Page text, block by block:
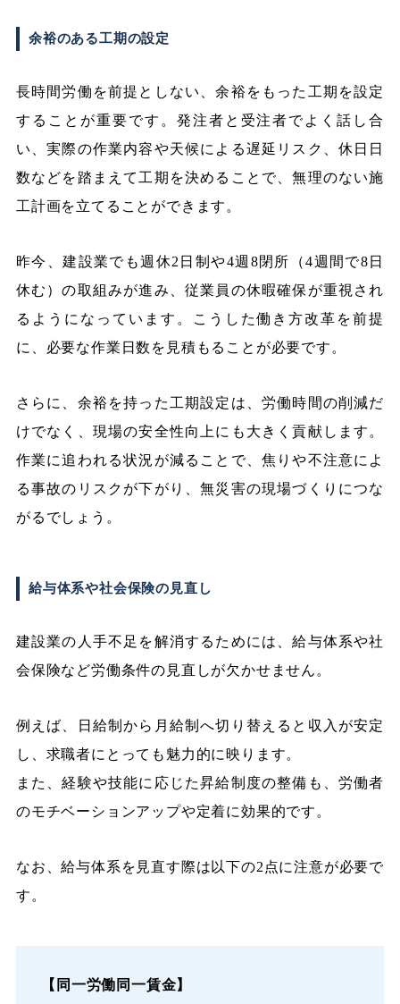
余裕のある工期の設定
長時間労働を前提としない、余裕をもった工期を設定
することが重要です。発注者と受注者でよく話し合
い、実際の作業内容や天候による遅延リスク、休日日
数などを踏まえて工期を決めることで、無理のない施
工計画を立てることができます。
昨今、建設業でも週休2日制や4週8閉所（4週間で8日
休む）の取組みが進み、従業員の休暇確保が重視され
るようになっています。こうした働き方改革を前提
に、必要な作業日数を見積もることが必要です。
さらに、余裕を持った工期設定は、労働時間の削減だ
けでなく、現場の安全性向上にも大きく貢献します。
作業に追われる状況が減ることで、焦りや不注意によ
る事故のリスクが下がり、無災害の現場づくりにつな
がるでしょう。
給与体系や社会保険の見直し
建設業の人手不足を解消するためには、給与体系や社
会保険など労働条件の見直しが欠かせません。
例えば、日給制から月給制へ切り替えると収入が安定
し、求職者にとっても魅力的に映ります。
また、経験や技能に応じた昇給制度の整備も、労働者
のモチベーションアップや定着に効果的です。
なお、給与体系を見直す際は以下の2点に注意が必要で
す。
【同一労働同一賃金】